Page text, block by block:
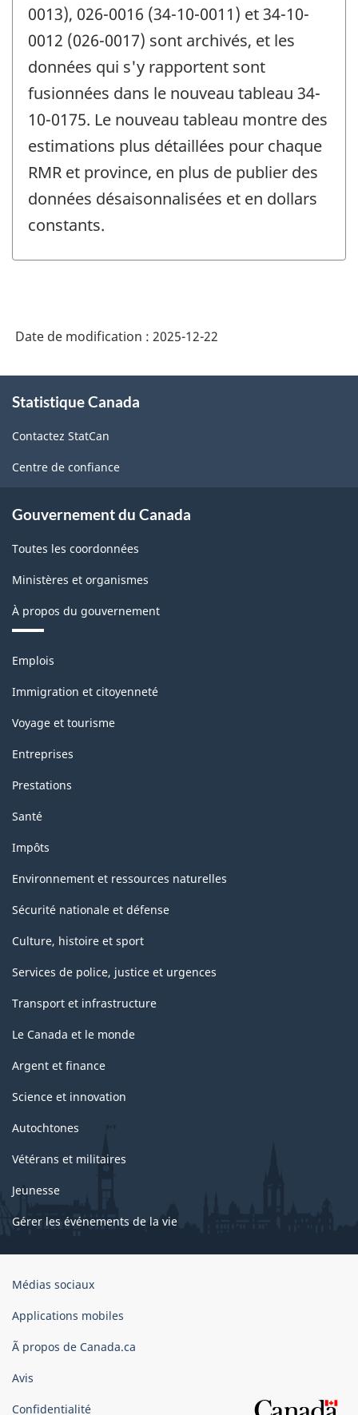
0013), 026-0016 (34-10-0011) et 34-10-
0012 (026-0017) sont archivés, et les
données qui s'y rapportent sont
fusionnées dans le nouveau tableau 34-
10-0175. Le nouveau tableau montre des
estimations plus détaillées pour chaque
RMR et province, en plus de publier des
données désaisonnalisées et en dollars
constants.
Date de modification : 2025-12-22
propos
ce
site
Statistique Canada
Contactez StatCan
Centre de confiance
Gouvernement du Canada
Toutes les coordonnées
Ministères et organismes
À propos du gouvernement
Thèmes
sujets
Emplois
Immigration et citoyenneté
Voyage et tourisme
Entreprises
Prestations
Santé
Impôts
Environnement et ressources naturelles
Sécurité nationale et défense
Culture, histoire et sport
Services de police, justice et urgences
Transport et infrastructure
Le Canada et le monde
Argent et finance
Science et innovation
Autochtones
Vétérans et militaires
Jeunesse
Gérer les événements de la vie
Organisation
gouvernement
Canada
Médias sociaux
Applications mobiles
Ã propos de Canada.ca
Avis
Confidentialité